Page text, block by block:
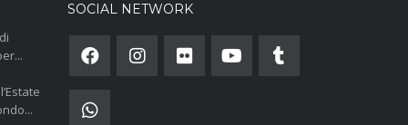
SOCIAL NETWORK